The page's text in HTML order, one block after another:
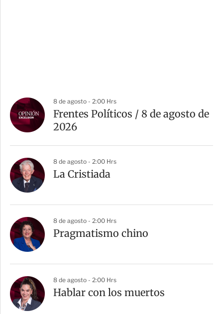
8 de agosto - 2:00 Hrs
Frentes Políticos / 8 de agosto de
2026
8 de agosto - 2:00 Hrs
La Cristiada
8 de agosto - 2:00 Hrs
Pragmatismo chino
8 de agosto - 2:00 Hrs
Hablar con los muertos